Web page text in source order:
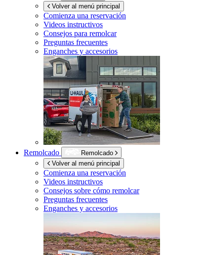
Volver al menú principal
Comienza una reservación
Videos instructivos
Consejos para remolcar
Preguntas frecuentes
Enganches y accesorios
Remolcado
Remolcado
Volver al menú principal
Comienza una reservación
Videos instructivos
Consejos sobre cómo remolcar
Preguntas frecuentes
Enganches y accesorios